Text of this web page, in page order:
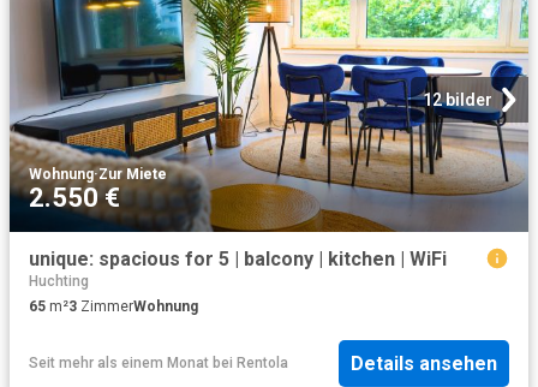
12 bilder
Wohnung·Zur Miete
2.550 €
unique: spacious for 5 | balcony | kitchen | WiFi
Huchting
65 m²3 ZimmerWohnung
Seit mehr als einem Monat bei Rentola Details ansehen